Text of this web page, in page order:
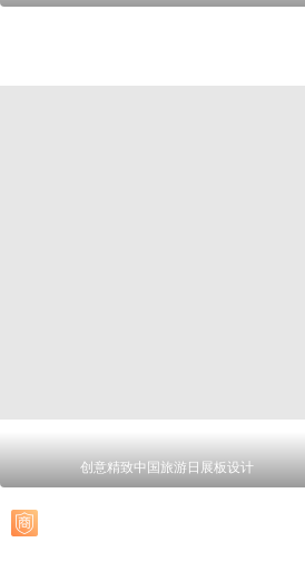
创意精致中国旅游日展板设计